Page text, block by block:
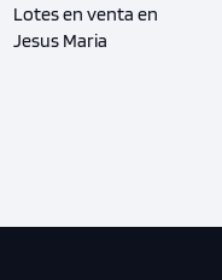
Lotes en venta en
Jesus Maria